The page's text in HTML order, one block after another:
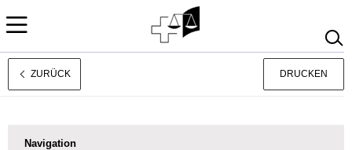
Français
ZURÜCK DRUCKEN
Navigation